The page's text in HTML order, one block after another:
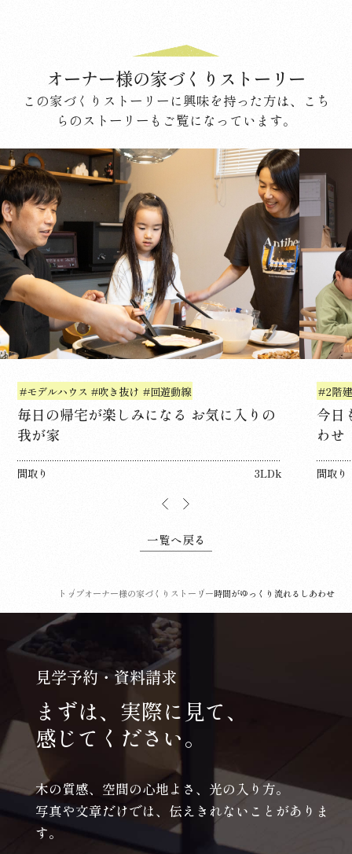
オーナー様の家づくりストーリー
この家づくりストーリーに興味を持った方は、こち
らのストーリーもご覧になっています。
#モデルハウス #吹き抜け #回遊動線
毎日の帰宅が楽しみになる お気に入りの
我が家
間取り 3LDk
#2階
今日
わせ
間取り
一覧へ戻る
トップオーナー様の家づくりストーリー時間がゆっくり流れるしあわせ
見学予約・資料請求
まずは、実際に見て、
感じてください。
木の質感、空間の心地よさ、光の入り方。
写真や文章だけでは、伝えきれないことがありま
す。